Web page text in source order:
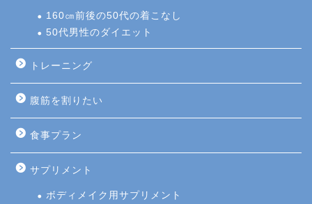
160㎝前後の50代の着こなし
50代男性のダイエット
トレーニング
腹筋を割りたい
食事プラン
サプリメント
ボディメイク用サプリメント